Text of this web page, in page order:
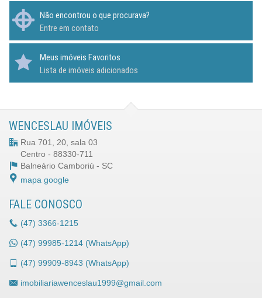
Não encontrou o que procurava?
Entre em contato
Meus imóveis Favoritos
Lista de imóveis adicionados
WENCESLAU IMÓVEIS
Rua 701, 20, sala 03
Centro - 88330-711
Balneário Camboriú - SC
mapa google
FALE CONOSCO
(47) 3366-1215
(47) 99985-1214 (WhatsApp)
(47) 99909-8943 (WhatsApp)
imobiliariawenceslau1999@gmail.com